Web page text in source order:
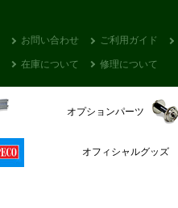
お問い合わせ ご利用ガイド
在庫について 修理について
オプションパーツ
オフィシャルグッズ